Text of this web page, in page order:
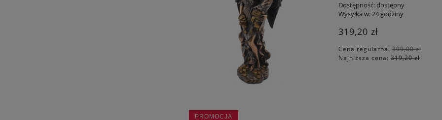
Dostępność:dostępny
Wysyłka w:24 godziny
319,20 zł
Cena regularna: 399,00 zł
Najniższa cena:319,20 zł
PROMOCJA